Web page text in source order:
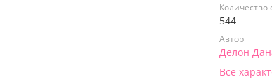
Количество
544
Автор
Делон
Все